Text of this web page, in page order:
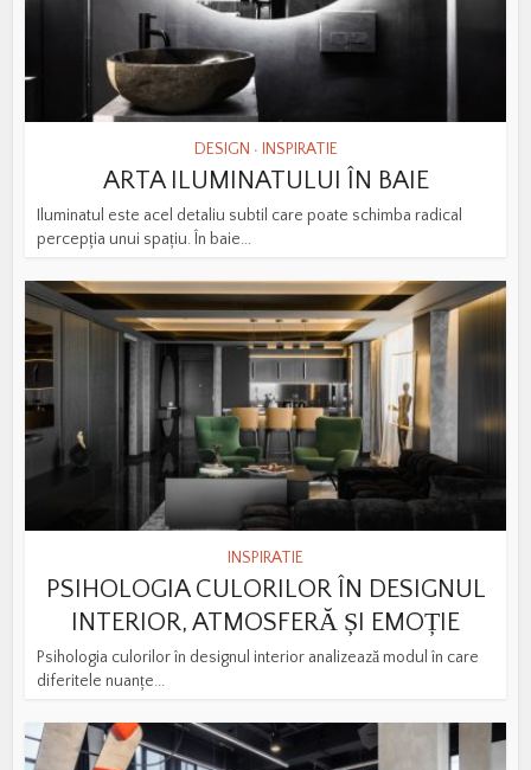
DESIGN • INSPIRATIE
ARTA ILUMINATULUI ÎN BAIE
Iluminatul este acel detaliu subtil care poate schimba radical
percepția unui spațiu. În baie...
INSPIRATIE
PSIHOLOGIA CULORILOR ÎN DESIGNUL
INTERIOR, ATMOSFERĂ ȘI EMOȚIE
Psihologia culorilor în designul interior analizează modul în care
diferitele nuanțe...